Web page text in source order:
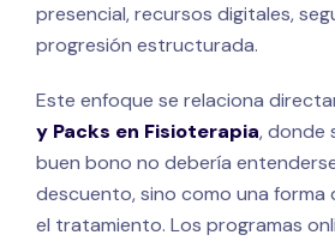
presencial, recursos digitales,
progresión estructurada.
Este enfoque se relaciona
y Packs en Fisioterapia, donde
buen bono no debería
descuento, sino como una forma
el tratamiento. Los programas